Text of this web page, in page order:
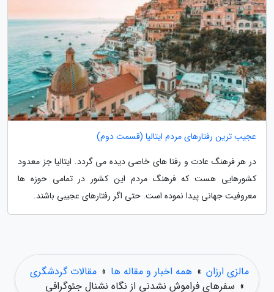
عجیب ترین رفتارهای مردم ایتالیا (قسمت دوم)
در هر فرهنگ عادت و رفتا های خاصی دیده می گردد. ایتالیا جز معدود
کشورهایی هست که فرهنگ مردم این کشور در تمامی حوزه ها
معروفیت جهانی پیدا نموده است. حتی اگر رفتارهای عجیبی باشند.
مالزی ارزان » همه اخبار و مقاله ها » مقالات گردشگری
» سفرهای فراموش نشدنی از نگاه نشنال جئوگرافی